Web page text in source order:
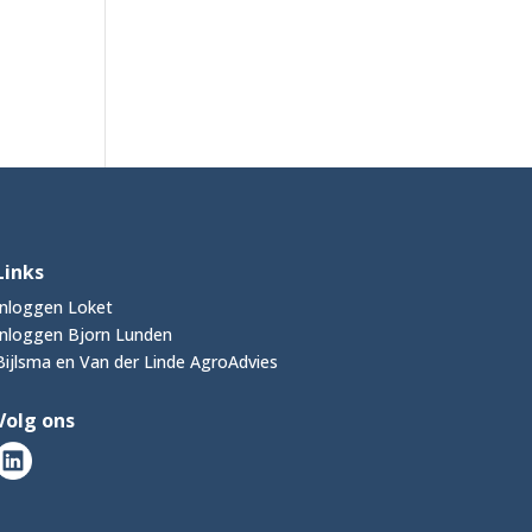
Loket
Bjorn Lunden
en Van der Linde AgroAdvies
ons